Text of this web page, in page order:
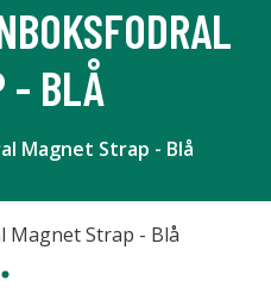
- BLÅ
Magnet Strap - Blå